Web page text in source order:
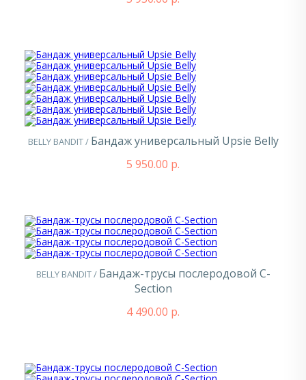
BELLY BANDIT / Бандаж универсальный Upsie Belly
5 950.00 р.
BELLY BANDIT / Бандаж-трусы послеродовой C-
Section
4 490.00 р.